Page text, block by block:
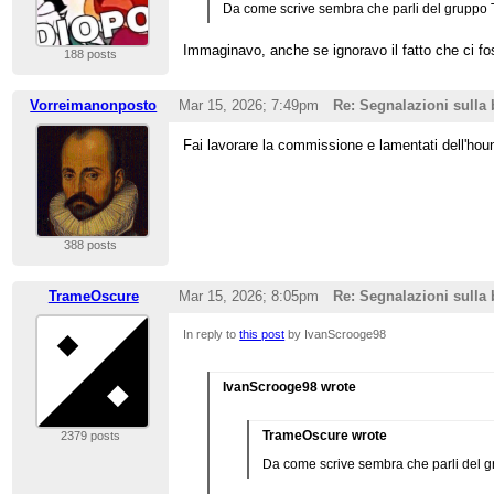
188 posts
Da come scrive sembra che parli del gruppo
Immaginavo, anche se ignoravo il fatto che ci
Vorreimanonposto Mar 15, 2026; 7:49pm Re: Segnalazioni sulla
388 posts
Fai lavorare la commissione e lamentati
TrameOscure Mar 15, 2026; 8:05pm Re: Segnalazioni sulla
2379 posts
In reply tothis post by IvanScrooge98
IvanScrooge98 wrote
TrameOscure wrote
Da come scrive sembra che parli del